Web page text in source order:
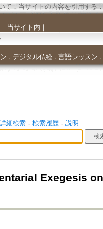
て．当サイトの内容を引用する ．
｜ 当サイト内 ｜
． デジタル仏経． 言語レッスン ．
詳細検索． 検索履歴． 説明
Exegesis